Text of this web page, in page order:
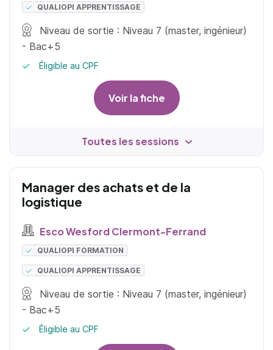
QUALIOPI APPRENTISSAGE
Niveau de sortie : Niveau 7 (master, ingénieur)
- Bac+5
Éligible au CPF
Voir la fiche
Toutes les sessions
Manager des achats et de la
logistique
Esco Wesford Clermont-Ferrand
QUALIOPI FORMATION
QUALIOPI APPRENTISSAGE
Niveau de sortie : Niveau 7 (master, ingénieur)
- Bac+5
Éligible au CPF